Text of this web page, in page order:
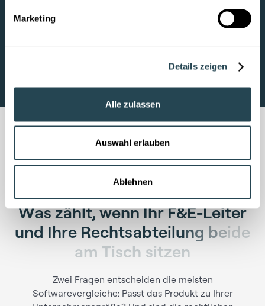
Marketing
Details zeigen
Alle zulassen
Auswahl erlauben
Ablehnen
VERGLEICH
Waszählt,wennIhrF&E-Leiter
und Ihre Rechtsabteilung beide
am Tisch sitzen
Zwei Fragen entscheiden die meisten
Softwarevergleiche: Passt das Produkt zu Ihrer